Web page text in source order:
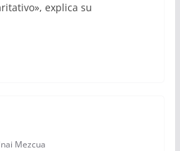
explica su
Mezcua